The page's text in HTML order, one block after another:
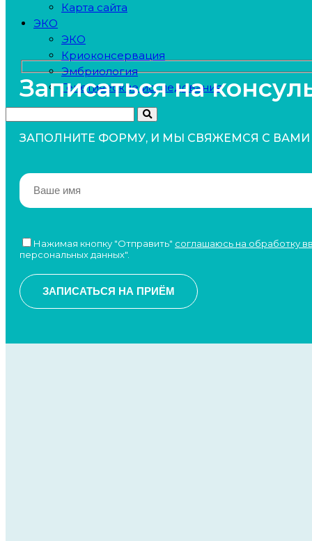
Карта сайта
ЭКО
ЭКО
Криоконсервация
Эмбриология
Генетические исследования
Записаться на
ЗАПОЛНИТЕ ФОРМУ, И МЫ СВЯЖЕМСЯ С
Нажимая кнопку "Отправить" соглашаюсь на обработку
персональных данных".